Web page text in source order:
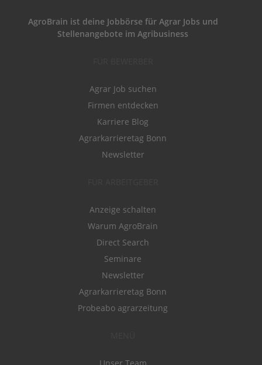
AgroBrain ist deine Jobbörse für Agrar Jobs und
Stellenangebote im Agribusiness
Agrar Job suchen
Firmen entdecken
Karriere Blog
Agrarkarrieretag Bonn
Newsletter
Anzeige schalten
Warum AgroBrain
Direct Search
Seminare
Newsletter
Agrarkarrieretag Bonn
Probeabo agrarzeitung